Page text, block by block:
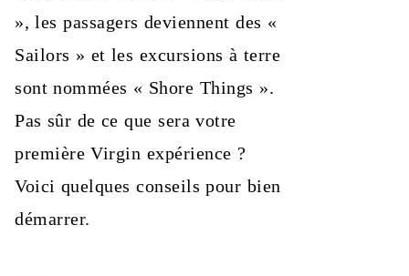
», les passagers deviennent des «
Sailors » et les excursions à terre
sont nommées « Shore Things ».
Pas sûr de ce que sera votre
première Virgin expérience ?
Voici quelques conseils pour bien
démarrer.